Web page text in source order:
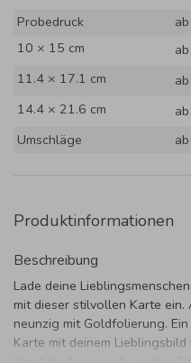
Probedruck
10 × 15 cm
11.4 × 17.1 cm
14.4 × 21.6 cm
Umschläge
Produktinformationen
Beschreibung
Lade deine
mit dieser stilvollen Karte ein.
neunzig mit Goldfolierung.
Karte mit deinem